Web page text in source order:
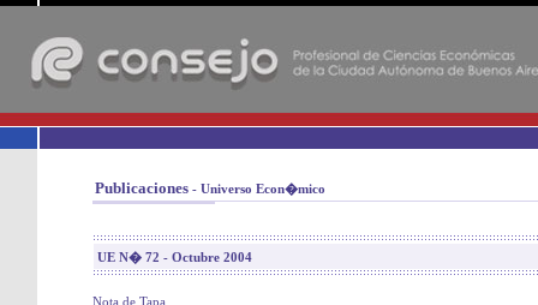
Publicaciones - Universo Econ�mico
UE N� 72 - Octubre 2004
Nota de Tapa